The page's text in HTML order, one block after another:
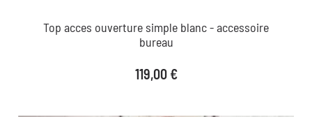
Top acces ouverture simple blanc - accessoire
bureau
Prix
119,00 €